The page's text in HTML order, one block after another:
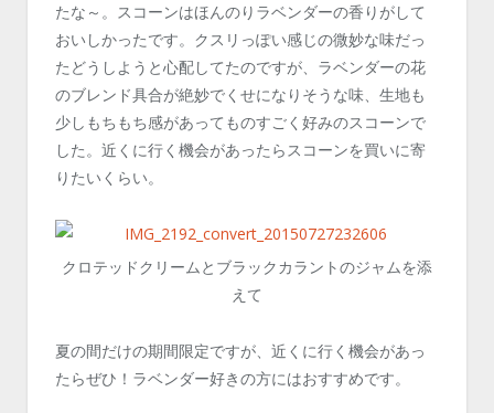
たな～。スコーンはほんのりラベンダーの香りがして
おいしかったです。クスリっぽい感じの微妙な味だっ
たどうしようと心配してたのですが、ラベンダーの花
のブレンド具合が絶妙でくせになりそうな味、生地も
少しもちもち感があってものすごく好みのスコーンで
した。近くに行く機会があったらスコーンを買いに寄
りたいくらい。
クロテッドクリームとブラックカラントのジャムを添
えて
夏の間だけの期間限定ですが、近くに行く機会があっ
たらぜひ！ラベンダー好きの方にはおすすめです。